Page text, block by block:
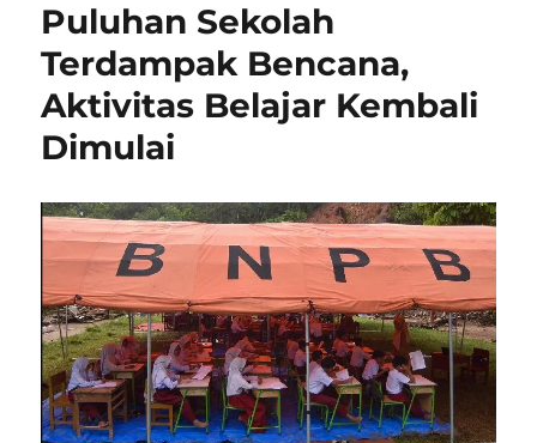
Puluhan Sekolah
Terdampak Bencana,
Aktivitas Belajar Kembali
Dimulai